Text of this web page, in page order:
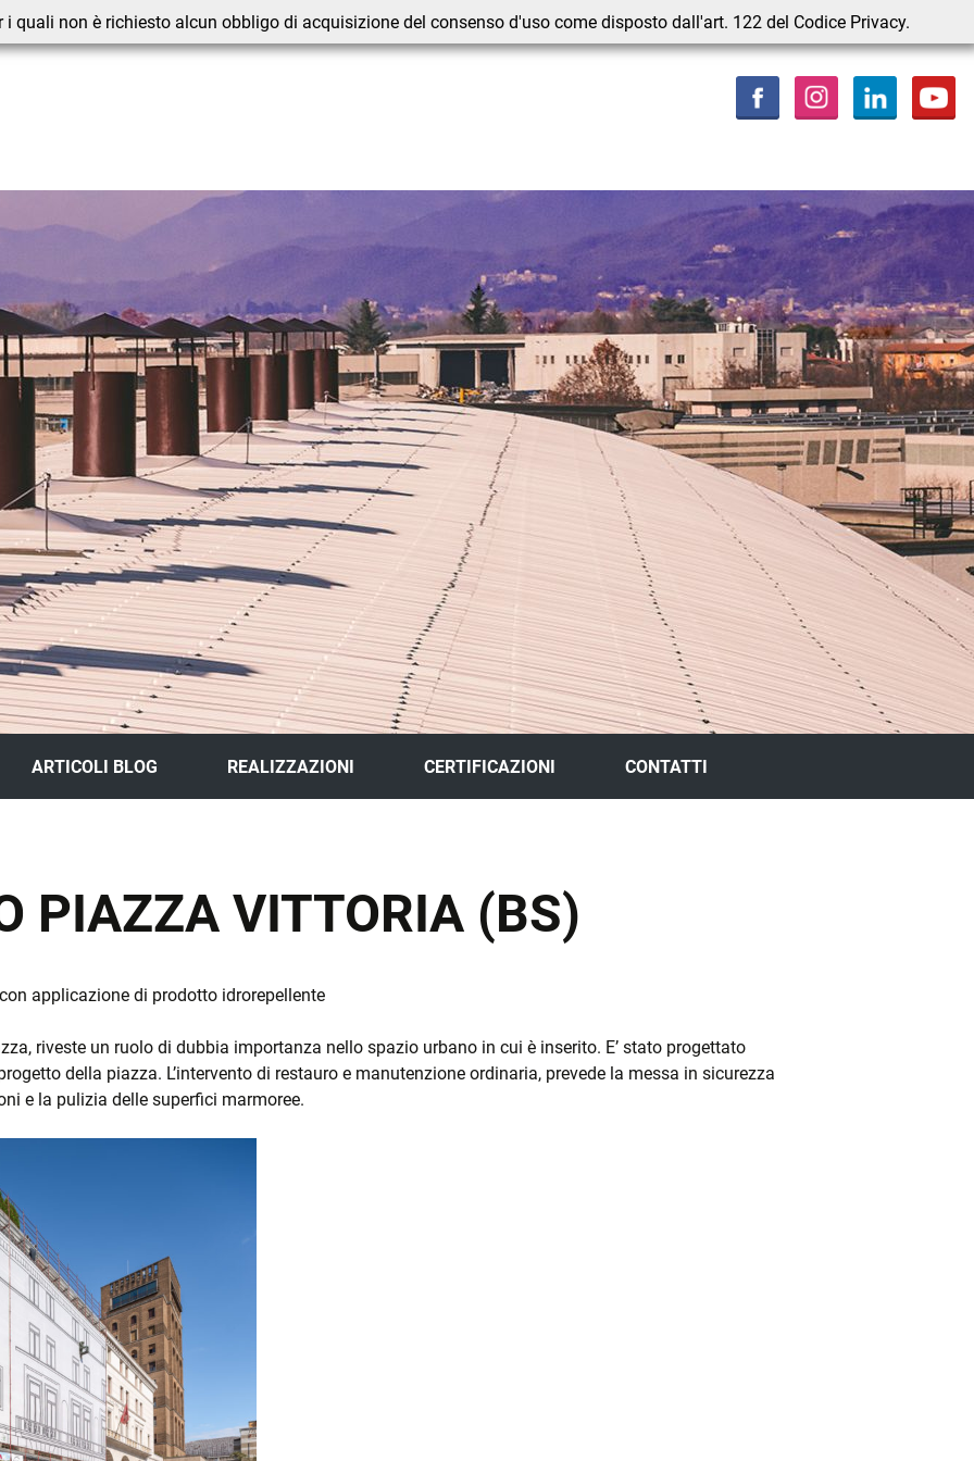
quali non è richiesto alcun obbligo di acquisizione del consenso d'uso come disposto dall'art. 122 del Codice Privacy.
E
ARTICOLI BLOG REALIZZAZIONI CERTIFICAZIONI CONTATTI
PIAZZA VITTORIA (BS)
applicazione di prodotto idrorepellente
riveste un ruolo di dubbia importanza nello spazio urbano in cui è inserito. E’ stato progettato
della piazza. L’intervento di restauro e manutenzione ordinaria, prevede la messa in sicurezza
e la pulizia delle superfici marmoree.